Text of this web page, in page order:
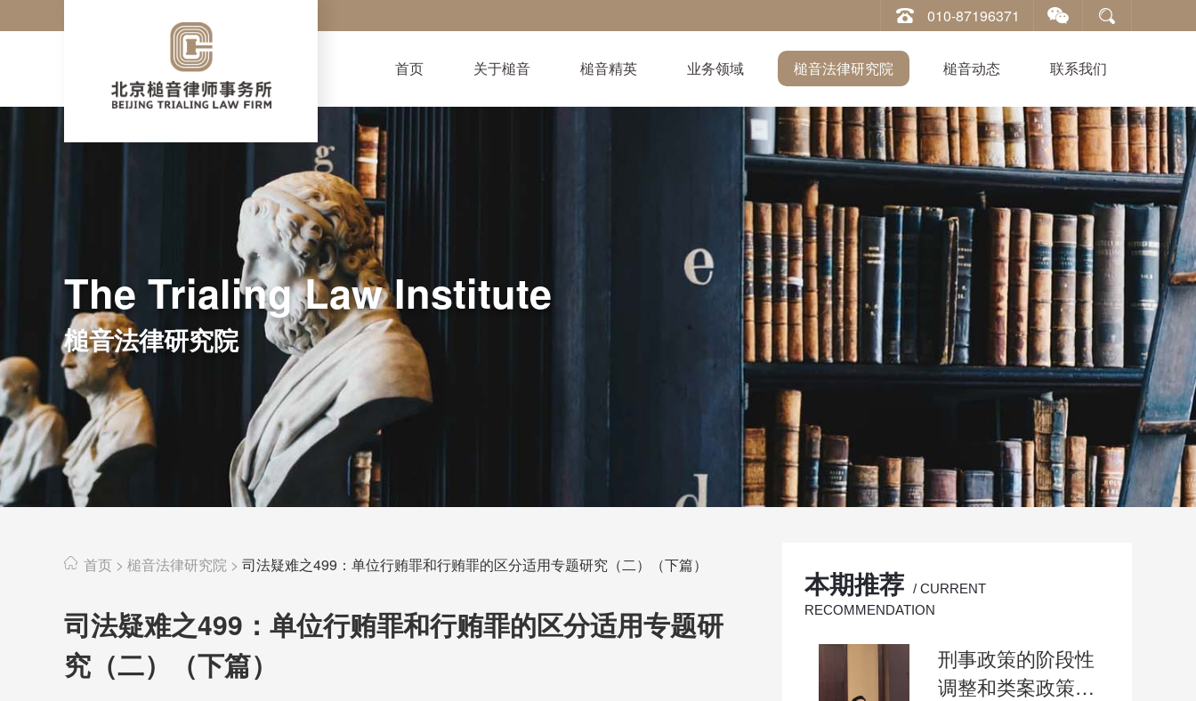
010-87196371
首页 关于槌音 槌音精英 业务领域 槌音法律研究院 槌音动态 联系我们
The Trialing Law Institute
槌音法律研究院
首页 > 槌音法律研究院 > 司法疑难之499：单位行贿罪和行贿罪的区分适用专题研究（二）（下篇）
司法疑难之499：单位行贿罪和行贿罪的区分适用专题研
究（二）（下篇）
本期推荐
/ CURRENT
RECOMMENDATION
刑事政策的阶段性
调整和类案政策性